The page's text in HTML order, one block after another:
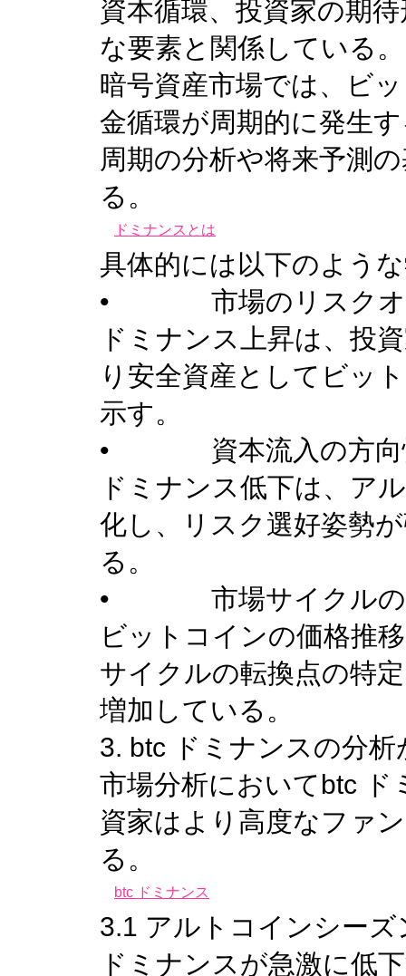
資本循環、投資家の期
な要素と関係している。
暗号資産市場では、ビ
金循環が周期的に発生
周期の分析や将来予測
る。
ドミナンスとは
具体的には以下のよう
• 市場のリスクオン
ドミナンス上昇は、投
り安全資産としてビッ
示す。
• 資本流入の方向
ドミナンス低下は、ア
化し、リスク選好姿勢
る。
• 市場サイクルの
ビットコインの価格推
サイクルの転換点の特
増加している。
3. btc ドミナンスの分
市場分析においてbtc
資家はより高度なファ
る。
btc ドミナンス
3.1 アルトコインシーズ
ドミナンスが急激に低